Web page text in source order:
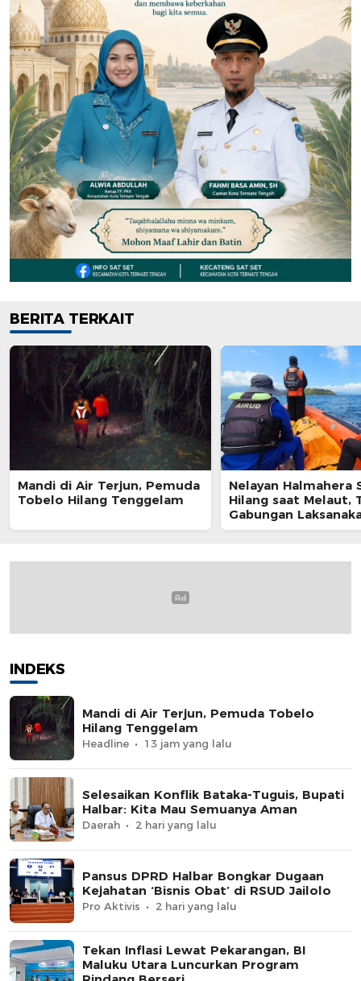
BERITA TERKAIT
Mandi di Air Terjun, Pemuda
Tobelo Hilang Tenggelam
Nelayan Halmahera
Hilang saat Melaut,
Gabungan
Pencarian
INDEKS
Mandi di Air Terjun, Pemuda Tobelo
Hilang Tenggelam
Headline 13 jam yang lalu
Selesaikan Konflik Bataka-Tuguis, Bupati
Halbar: Kita Mau Semuanya Aman
Daerah 2 hari yang lalu
Pansus DPRD Halbar Bongkar Dugaan
Kejahatan ‘Bisnis Obat’ di RSUD Jailolo
Pro Aktivis 2 hari yang lalu
Tekan Inflasi Lewat Pekarangan, BI
Maluku Utara Luncurkan Program